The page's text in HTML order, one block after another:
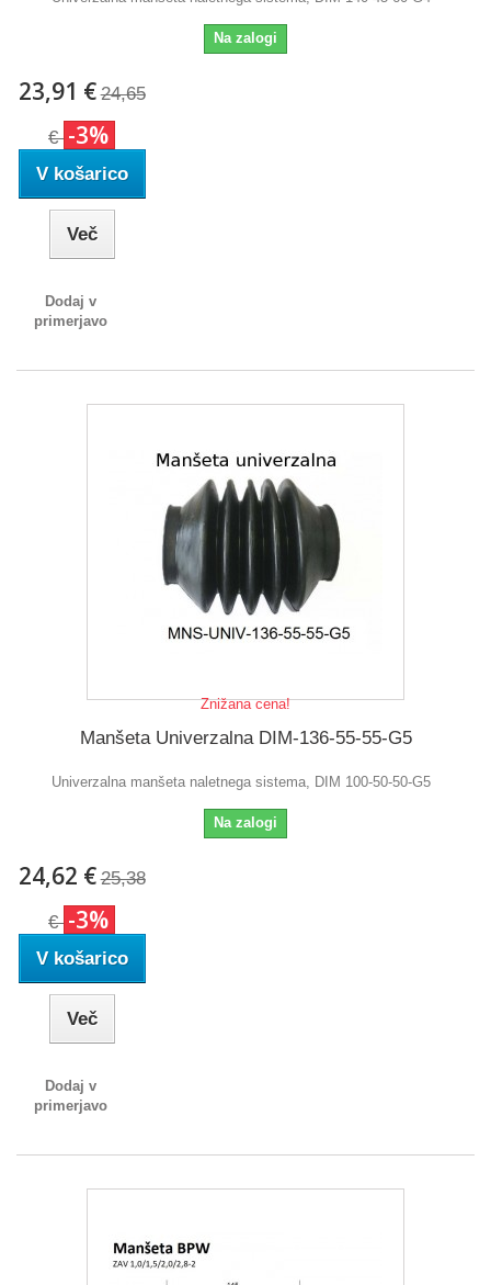
Na zalogi
23,91 € 24,65
€ -3%
V košarico
Več
Dodaj v
primerjavo
Znižana cena!
Manšeta Univerzalna DIM-136-55-55-G5
Univerzalna manšeta naletnega sistema, DIM 100-50-50-G5
Na zalogi
24,62 € 25,38
€ -3%
V košarico
Več
Dodaj v
primerjavo